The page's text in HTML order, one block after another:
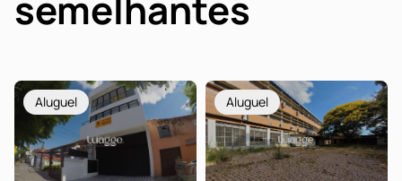
Aluguel Aluguel